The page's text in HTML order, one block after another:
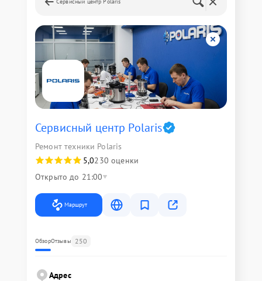
Сервисный центр Polaris
Ремонт техники Polaris
5,0230 оценки
Открыто до 21:00
Маршрут
ОбзорОтзывы 250
Адрес